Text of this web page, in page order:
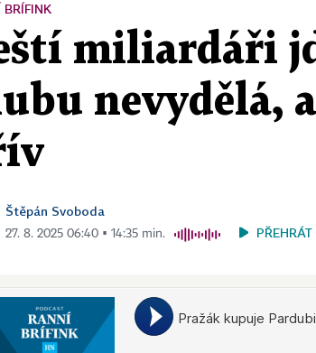
BRÍFINK
miliardáři
nevydělá,
Štěpán Svoboda
27. 8. 2025 06:40 ▪ 14:35 min.